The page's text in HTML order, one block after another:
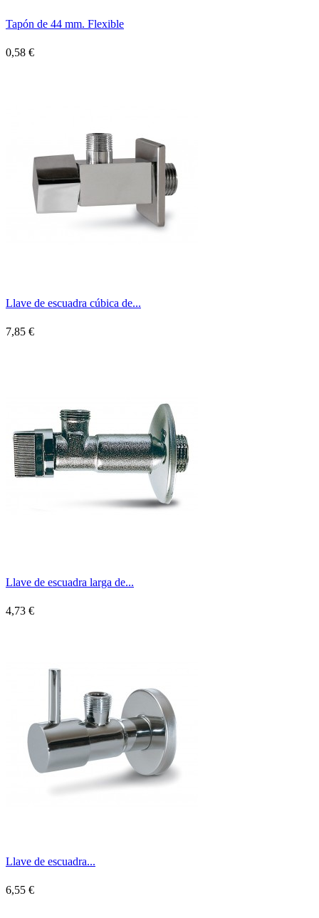
Tapón de 44 mm. Flexible
0,58 €
Llave de escuadra cúbica de...
7,85 €
Llave de escuadra larga de...
4,73 €
Llave de escuadra...
6,55 €